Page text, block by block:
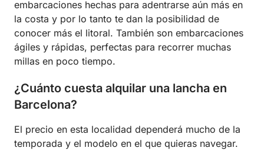
embarcaciones hechas para adentrarse aún más en
la costa y por lo tanto te dan la posibilidad de
conocer más el litoral. También son embarcaciones
ágiles y rápidas, perfectas para recorrer muchas
millas en poco tiempo.
¿Cuánto cuesta alquilar una lancha en
Barcelona?
El precio en esta localidad dependerá mucho de la
temporada y el modelo en el que quieras navegar.